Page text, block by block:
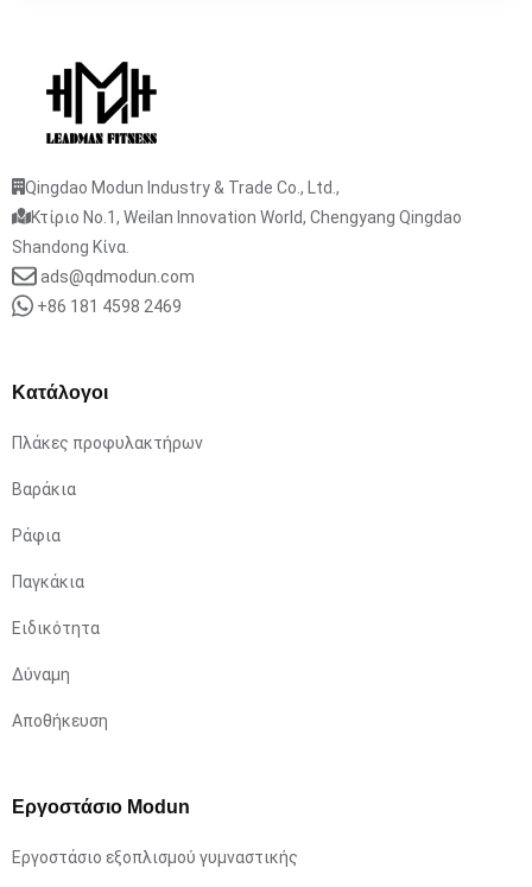
Qingdao Modun Industry & Trade Co., Ltd.,
Κτίριο No.1, Weilan Innovation World, Chengyang Qingdao
Shandong Κίνα.
ads@qdmodun.com
+86 181 4598 2469
Κατάλογοι
Πλάκες προφυλακτήρων
Βαράκια
Ράφια
Παγκάκια
Ειδικότητα
Δύναμη
Αποθήκευση
Εργοστάσιο Modun
Εργοστάσιο εξοπλισμού γυμναστικής